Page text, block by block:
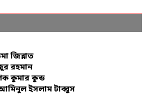
জিন্নাত
রহমান
কুমার কুন্ড
ইসলাম টাব্বুস